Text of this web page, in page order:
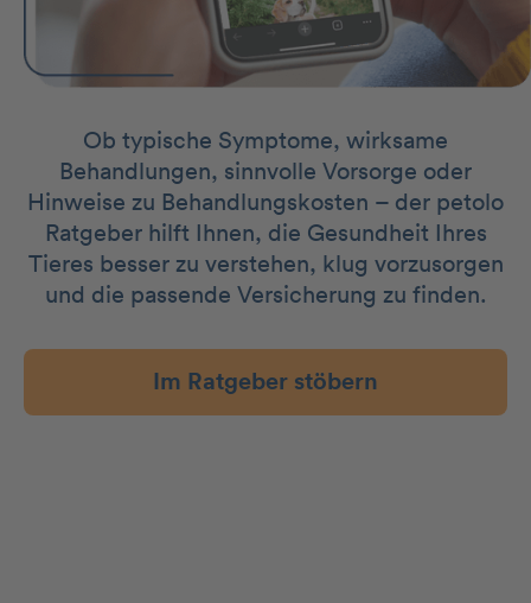
Ob typische Symptome, wirksame
Behandlungen, sinnvolle Vorsorge oder
Hinweise zu Behandlungskosten – der petolo
Ratgeber hilft Ihnen, die Gesundheit Ihres
Tieres besser zu verstehen, klug vorzusorgen
und die passende Versicherung zu finden.
Im Ratgeber stöbern